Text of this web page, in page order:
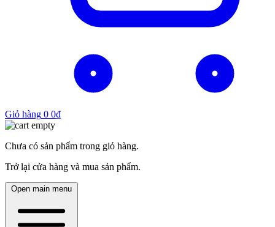
Giỏ hàng 0 0₫
Chưa có sản phẩm trong giỏ hàng.
Trở lại cửa hàng và mua sản phẩm.
Open main menu